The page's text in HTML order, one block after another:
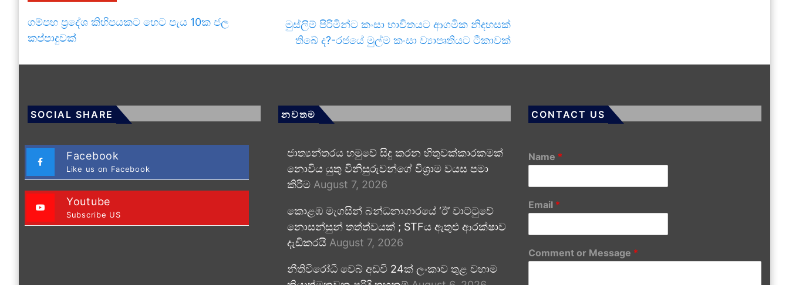
ගම්පහ ප්‍රදේශ කිහිපයකට හෙට පැය 10ක ජල
කප්පාදුවක්
මුස්ලිම් පිරිමින්ට කංසා භාවිතයට ආගමික නිදහසක්
තිබේ ද?-රජයේ මුල්ම කංසා ව්‍යාපෘතියට ටීකාවක්
SOCIAL SHARE
Facebook
Like us on Facebook
Youtube
Subscribe US
නවතම
ජාත්‍යන්තරය හමුවේ සිදු කරන හිතුවක්කාරකමක්
නොවිය යුතු විනිසුරුවන්ගේ විශ්‍රාම වයස පමා
කිරීම August 7, 2026
කොළඹ මැගසින් බන්ධනාගාරයේ ‘ඊ’ වාට්ටුවේ
නොසන්සුන් තත්ත්වයක් ; STFය ඇතුළු ආරක්ෂාව
දැඩිකරයි August 7, 2026
නීතිවිරෝධී වෙබ් අඩවි 24ක් ලංකාව තුළ වහාම
CONTACT US
Name *
Email *
Comment or Message *